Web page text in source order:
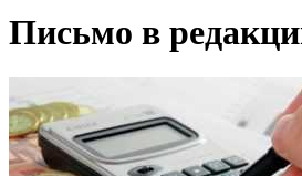
Письмо в